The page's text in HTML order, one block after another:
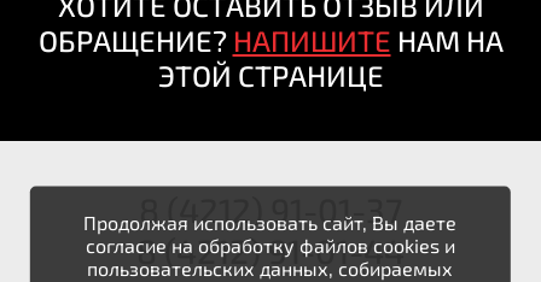
ОБРАЩЕНИЕ? НАПИШИТЕ НАМ НА
ЭТОЙ СТРАНИЦЕ
8 (4212) 91-01-37
8 (4212) 91-01-44
Продолжая использовать сайт, Вы даете
согласие на обработку файлов cookies и
пользовательских данных, собираемых